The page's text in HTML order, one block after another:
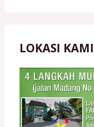
LOKASI KAMI